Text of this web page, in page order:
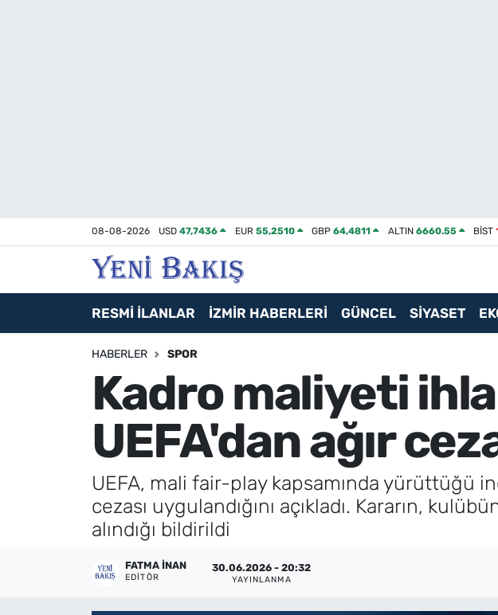
08-08-2026 USD47,7436 EUR 55,2510 GBP64,4811 ALTIN 6660.55 BİST
RESMİ İLANLAR İZMİR HABERLERİ GÜNCEL SİYASET
HABERLER SPOR
Kadro maliyeti
UEFA'dan ağır
UEFA, mali fair-play kapsamında yürüttüğü
cezası uygulandığını açıkladı. Kararın,
alındığı bildirildi
FATMA İNAN
EDITÖR
30.06.2026 - 20:32
YAYINLANMA
Asayiş / Polis-Adliye
Magazin
İletişim